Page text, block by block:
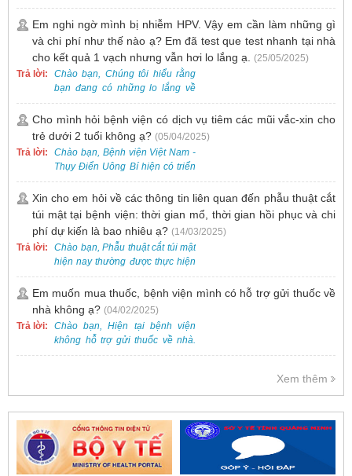
trên ứng dụng VssID khi đến
khám và không cần mang theo
thẻ giấy.
Em nghi ngờ mình bị nhiễm HPV. Vậy em cần làm những gì
và chi phí như thế nào ạ? Em đã test que test nhanh tại nhà
cho kết quả 1 vạch nhưng vẫn hơi lo lắng ạ. (25/05/2025)
Trả lời:
Chào bạn, Chúng tôi hiểu rằng
bạn đang có những lo lắng về
nguy cơ nhiễm HPV. Tại Bệnh
viện Việt Nam - Thụy Điển Uông
Bí, chúng tôi cung cấp các dịch
vụ thăm khám và xét nghiệm
chuyên sâu để phát hiện sớm
HPV và tầm soát ung thư cổ tử
Cho mình hỏi bệnh viện có dịch vụ tiêm các mũi vắc-xin cho
trẻ dưới 2 tuổi không ạ? (05/04/2025)
Trả lời:
Chào bạn, Bệnh viện Việt Nam -
Thụy Điển Uông Bí hiện có triển
khai dịch vụ tiêm vắc-xin cho trẻ
dưới 2 tuổi.
Xin cho em hỏi về các thông tin liên quan đến phẫu thuật cắt
túi mật tại bệnh viện: thời gian mổ, thời gian hồi phục và chi
phí dự kiến là bao nhiêu ạ? (14/03/2025)
Trả lời:
Chào bạn, Phẫu thuật cắt túi mật
hiện nay thường được thực hiện
bằng phương pháp nội soi, đây
là một kỹ thuật ít xâm lấn, an toàn
và phổ biến.
Em muốn mua thuốc, bệnh viện mình có hỗ trợ gửi thuốc về
nhà không ạ? (04/02/2025)
Trả lời:
Chào bạn, Hiện tại bệnh viện
không hỗ trợ gửi thuốc về nhà.
Việc cấp phát thuốc tại bệnh viện
trực tiếp.
Xem thêm